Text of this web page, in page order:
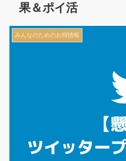
果＆ポイ活
みんなのためのお得情報